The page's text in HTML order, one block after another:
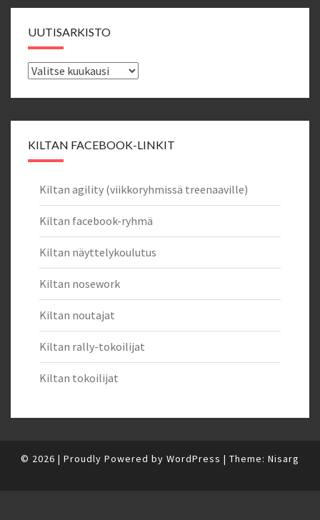
UUTISARKISTO
Uutisarkisto
KILTAN FACEBOOK-LINKIT
Kiltan agility (viikkoryhmissä treenaaville)
Kiltan facebook-ryhmä
Kiltan näyttelykoulutus
Kiltan nosework
Kiltan noutajat
Kiltan rally-tokoilijat
Kiltan tokoilijat
© 2026 | Proudly Powered by WordPress | Theme: Nisarg